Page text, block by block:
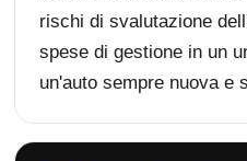
rischi di svalutazione
spese di gestione in un
un'auto sempre nuova e